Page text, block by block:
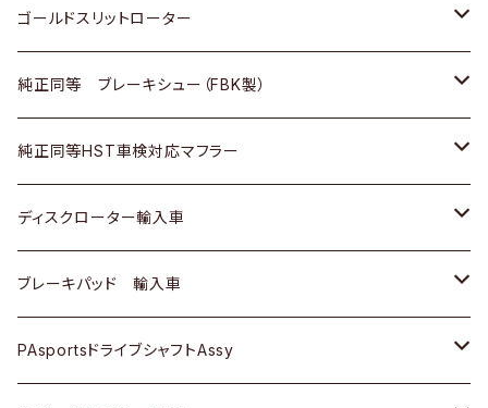
三菱ふそう
ＢＭＷ
三菱ふそう
その他
スバル
マツダ
三菱
スバル
三菱
ダイハツ
マツダ
三菱
スバル
日産
いすゞ
ダイハツ
マツダ
三菱
スバル
スズキ
日産
ダイハツ
マツダ
三菱
スバル
ホンダ
日産
いすゞ
ダイハツ
マツダ
三菱
トヨタ
ホンダ
スズキ
日産
ダイハツ
マツダ
ゴールドスリットローター
トヨタ
ホンダ
スズキ
日産
ダイハツ
純正同等 ブレーキシュー（FBK製）
ホンダ
スズキ
日産
ダイハツ
純正同等HST車検対応マフラー
トヨタ
ホンダ
スズキ
ディスクローター輸入車
ＡＵＤＩ
ＢＥＮＺ
ブレーキパッド 輸入車
ＢＥＮＺ
PAsportsドライブシャフトAssy